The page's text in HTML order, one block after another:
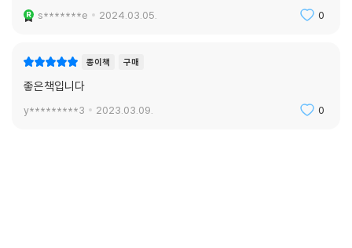
s*******e 2024.03.05. 0
종이책 구매
좋은책입니다
y*********3 2023.03.09. 0